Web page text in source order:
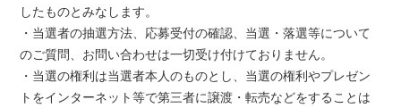
したものとみなします。
・当選者の抽選方法、応募受付の確認、当選・落選等について
のご質問、お問い合わせは一切受け付けておりません。
・当選の権利は当選者本人のものとし、当選の権利やプレゼン
トをインターネット等で第三者に譲渡・転売などをすることは